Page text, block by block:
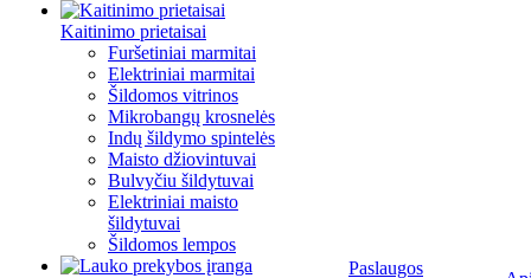
Kaitinimo prietaisai
Furšetiniai marmitai
Elektriniai marmitai
Šildomos vitrinos
Mikrobangų krosnelės
Indų šildymo spintelės
Maisto džiovintuvai
Bulvyčiu šildytuvai
Elektriniai maisto
šildytuvai
Šildomos lempos
Paslaugos